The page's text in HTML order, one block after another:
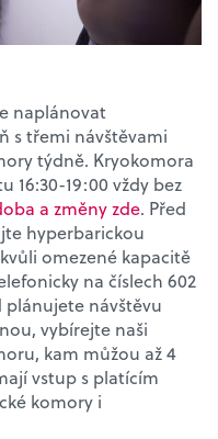
naplánovat
s třemi návštěvami
týdně. Kryokomora
16:30-19:00 vždy bez
a změny zde. Před
hyperbarickou
omezené kapacitě
na číslech 602
plánujete návštěvu
vybírejte naši
kam můžou až 4
vstup s platícím
komory i